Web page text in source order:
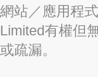
網站／應用程
Limited有權但
或疏漏。